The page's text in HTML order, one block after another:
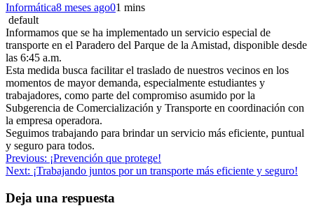
Informática8 meses ago01 mins
default
Informamos que se ha implementado un servicio especial de
transporte en el Paradero del Parque de la Amistad, disponible desde
las 6:45 a.m.
Esta medida busca facilitar el traslado de nuestros vecinos en los
momentos de mayor demanda, especialmente estudiantes y
trabajadores, como parte del compromiso asumido por la
Subgerencia de Comercialización y Transporte en coordinación con
la empresa operadora.
Seguimos trabajando para brindar un servicio más eficiente, puntual
y seguro para todos.
Navegación
de
entradas
Previous: ¡Prevención que protege!
Next: ¡Trabajando juntos por un transporte más eficiente y seguro!
Deja una respuesta